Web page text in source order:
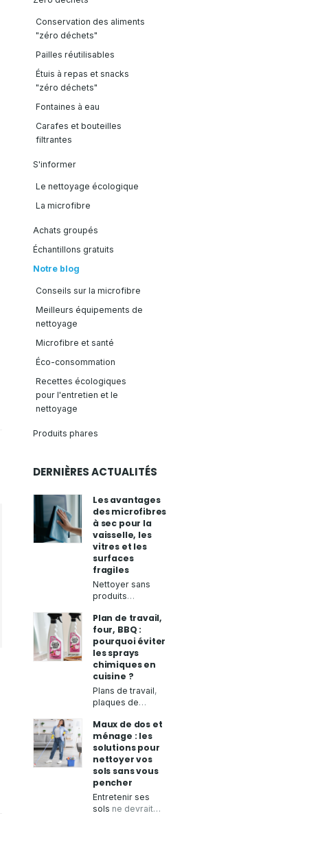
Conservation des aliments
"zéro déchets"
Pailles réutilisables
Étuis à repas et snacks
"zéro déchets"
Fontaines à eau
Carafes et bouteilles
filtrantes
S'informer
Le nettoyage écologique
La microfibre
Achats groupés
Échantillons gratuits
Notre blog
Conseils sur la microfibre
Meilleurs équipements de
nettoyage
Microfibre et santé
Éco-consommation
Recettes écologiques
pour l'entretien et le
nettoyage
Produits phares
DERNIÈRES ACTUALITÉS
Les avantages
des microfibres
à sec pour la
vaisselle, les
vitres et les
surfaces
fragiles
Nettoyer sans
produits
obtenant un
résultat
impeccable, c’est
possible grâce à
lamicrofibre à
sec.Aqua Clean
Concept ,
spécialiste des
déchet, vous
présente ses
chiffons
microfibres de
qualité, conçus
pouressuyer
faire brilleret
nettoyerde
Plan de travail,
four, BBQ :
pourquoi éviter
les sprays
chimiques en
cuisine ?
Plans de travail,
plaques de
barbecue : la
cuisine demande
un entretien
régulier pour
garantir une
bonne hygiène.
Aqua Clean
Concept,
Maux de dos et
ménage : les
solutions pour
nettoyer vos
sols sans vous
pencher
Entretenir ses
sols ne devrait